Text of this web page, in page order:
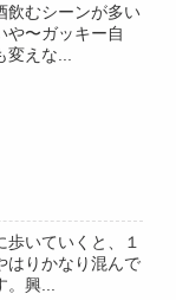
飲むシーンが多い
や〜ガッキー自
えな...
いていくと、１
はりかなり混んで
興...